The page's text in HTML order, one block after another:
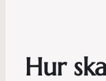
Hur